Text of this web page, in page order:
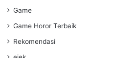
Game
Game Horor Terbaik
Rekomendasi